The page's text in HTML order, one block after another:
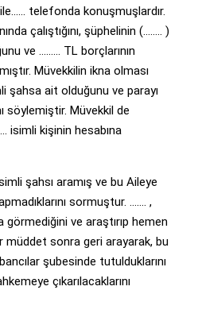
telefonda konuşmuşlardır.
çalıştığını, şüphelinin (…….. )
ve ……… TL borçlarının
Müvekkilin ikna olması
şahsa ait olduğunu ve parayı
söylemiştir. Müvekkil de
isimli kişinin hesabına
şahsı aramış ve bu Aileye
sormuştur. ……. ,
ve araştırıp hemen
müddet sonra geri arayarak, bu
şubesinde tutulduklarını
çıkarılacaklarını